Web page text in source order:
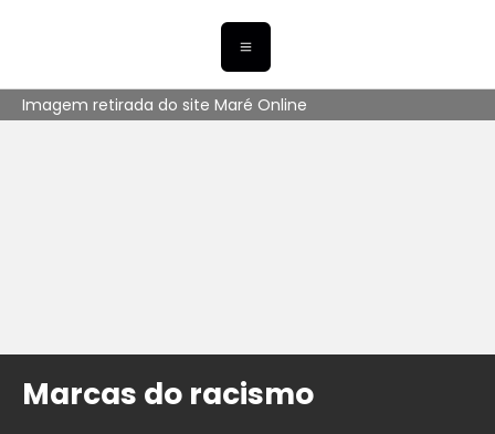
Imagem retirada do site Maré Online
Marcas do racismo